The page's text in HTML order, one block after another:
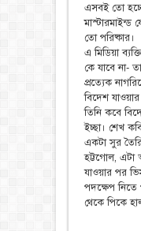
এসবই তো
তো পরিষ্কার।
এ মিডিয়া
কে যাবে না-
প্রত্যেক
বিদেশ
তিনি কবে
ইচ্ছা। শেখ
একটা সুর
হট্টগোল, এটা
যাওয়ার পর
পদক্ষেপ
থেকে পিকে